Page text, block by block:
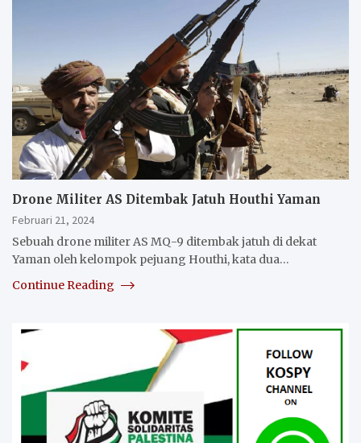
Drone Militer AS Ditembak Jatuh Houthi Yaman
Februari 21, 2024
Sebuah drone militer AS MQ-9 ditembak jatuh di dekat
Yaman oleh kelompok pejuang Houthi, kata dua…
Continue Reading